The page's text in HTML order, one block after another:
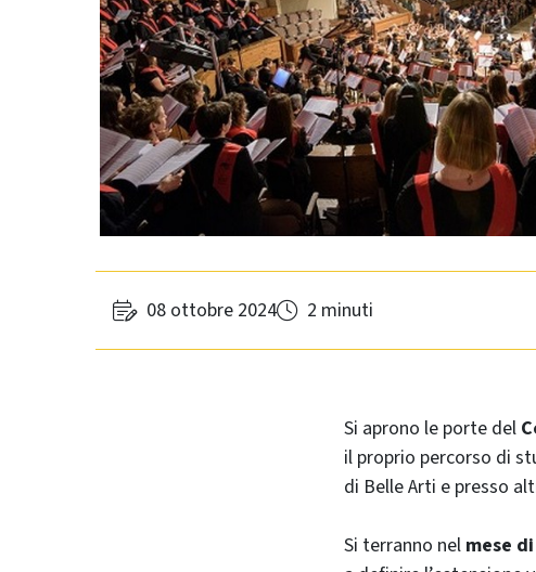
08 ottobre 2024 2 minuti
Si aprono le porte del
il proprio percorso di
di Belle Arti e presso
Si terranno nel mese